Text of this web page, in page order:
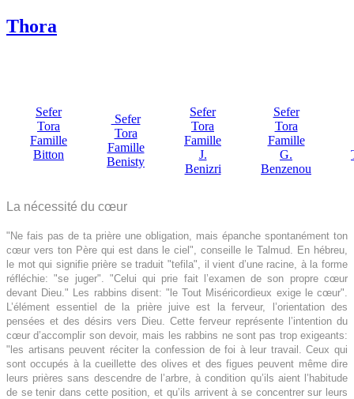
Thora
Sefer
Tora
Famille
Bitton
Sefer
Tora
Famille
Benisty
Sefer
Tora
Famille
J.
Benizri
Sefer
Tora
Famille
G.
Benzenou
La nécessité du cœur
"Ne fais pas de ta prière une obligation, mais épanche spontanément ton
cœur vers ton Père qui est dans le ciel", conseille le Talmud. En hébreu,
le mot qui signifie prière se traduit "tefila", il vient d’une racine, à la forme
réfléchie: "se juger". "Celui qui prie fait l’examen de son propre cœur
devant Dieu." Les rabbins disent: "le Tout Miséricordieux exige le cœur".
L’élément essentiel de la prière juive est la ferveur, l’orientation des
pensées et des désirs vers Dieu. Cette ferveur représente l’intention du
cœur d’accomplir son devoir, mais les rabbins ne sont pas trop exigeants:
"les artisans peuvent réciter la confession de foi à leur travail. Ceux qui
sont occupés à la cueillette des olives et des figues peuvent même dire
leurs prières sans descendre de l’arbre, à condition qu’ils aient l’habitude
de se tenir dans cette position, et qu’ils arrivent à se concentrer sur leurs